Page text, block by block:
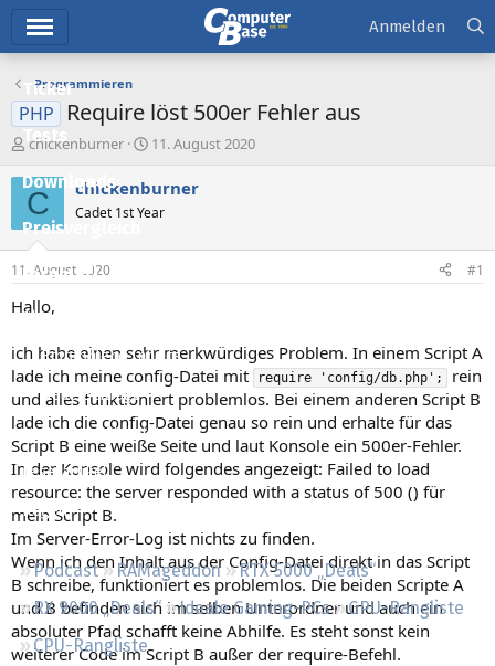
Ticker
Tests
Downloads
Preisvergleich
Forum
Aktuelles
Empfohlene Inhalte
Neue Beiträge
Neueste Aktivitäten
Leserartikel
Regeln
Podcast RAMageddon
RTX 5000 „Deals“
RX 9000 „Deals“
Ideale Gaming-PCs
GPU-Rangliste
CPU-Rangliste
Anmelden
Programmieren
PHP Require löst 500er Fehler aus
E
s
t
e
e
r
chickenburner
E
s
e
t
11. August 2020
C chickenburner
Cadet 1st Year
11. August 2020 #1
Hallo,
ich habe einen sehr merkwürdiges Problem. In einem Script A
lade ich meine config-Datei mit
require 'config/db.php';
rein
und alles funktioniert problemlos. Bei einem anderen Script B
lade ich die config-Datei genau so rein und erhalte für das
Script B eine weiße Seite und laut Konsole ein 500er-Fehler.
In der Konsole wird folgendes angezeigt: Failed to load
resource: the server responded with a status of 500 () für
mein Script B.
Im Server-Error-Log ist nichts zu finden.
Wenn ich den Inhalt aus der Config-Datei direkt in das Script
B schreibe, funktioniert es problemlos. Die beiden Scripte A
und B befinden sich im selben Unterordner und auch ein
absoluter Pfad schafft keine Abhilfe. Es steht sonst kein
weiterer Code im Script B außer der require-Befehl.